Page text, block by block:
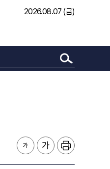
2026.08.07 (금)